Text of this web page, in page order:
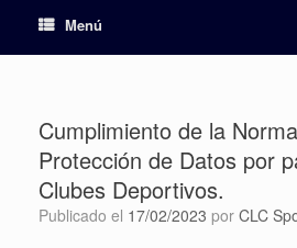
Menú
Cumplimiento de la
Protección de Datos por
Clubes Deportivos.
Publicado el 17/02/2023 por CLC